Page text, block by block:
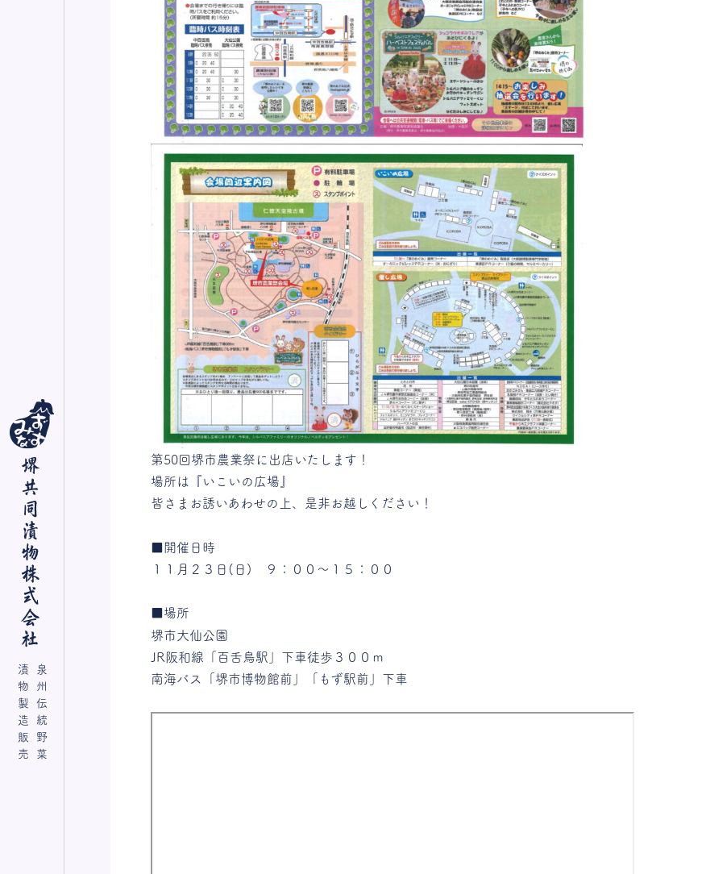
泉州伝統野菜
漬物製造販売
第50回堺市農業祭に出店いたします！
場所は『いこいの広場』
皆さまお誘いあわせの上、是非お越しください！
■開催日時
１１月２３日(日) ９：００～１５：００
■場所
堺市大仙公園
JR阪和線「百舌鳥駅」下車徒歩３００ｍ
南海バス「堺市博物館前」「もず駅前」下車